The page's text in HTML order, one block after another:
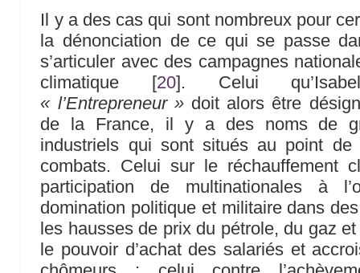
Il y a des cas qui sont nombreux pour
la dénonciation de ce qui se passe
s’articuler avec des campagnes
climatique [20]. Celui
« l’Entrepreneur »doit alors être
de la France, il y a des noms de
industriels qui sont situés au point de
combats. Celui sur le réchauffement
participation de multinationales à
domination politique et militaire dans
les hausses de prix du pétrole, du gaz
le pouvoir d’achat des salariés et